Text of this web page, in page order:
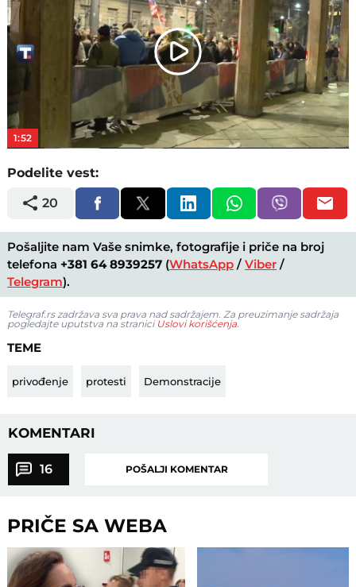
Play
Video
1:52
Podelite vest:
20
Pošaljite nam Vaše snimke, fotografije i priče na broj
telefona +381 64 8939257 (WhatsApp /Viber /
Telegram).
Telegraf.rs zadržava sva prava nad sadržajem. Za preuzimanje sadržaja
pogledajte uputstva na stranici Uslovi korišćenja.
TEME
privođenje protesti Demonstracije
KOMENTARI
16 POŠALJI KOMENTAR
PRIČE SA WEBA